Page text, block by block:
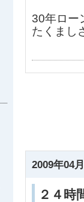
30年ロー
たくまし
2009年04
２４時